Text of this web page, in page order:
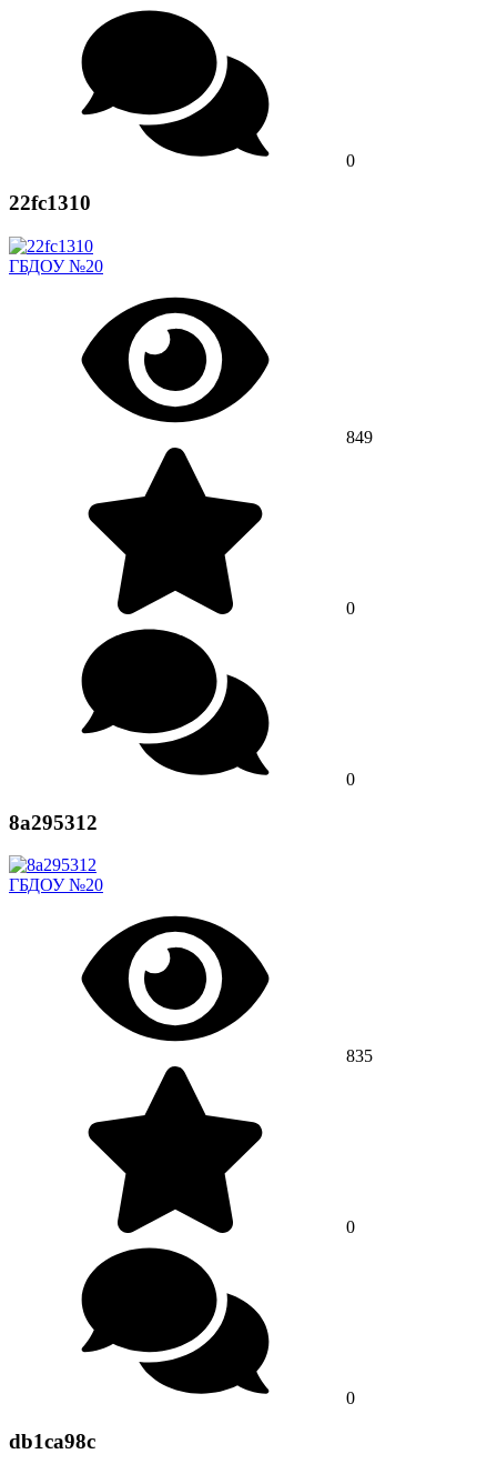
0
22fc1310
ГБДОУ №20
849
0
0
8a295312
ГБДОУ №20
835
0
0
db1ca98c